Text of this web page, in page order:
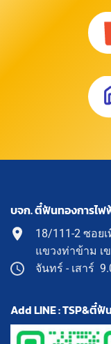
บจก. ตี๋ฟันทองการไฟ
18/111-2 ซอย
แขวงท่าข้าม เ
จันทร์ - เสาร์
Add LINE : TSP&ตี๋ฟั